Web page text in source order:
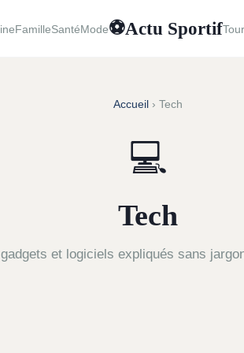
FamilleSantéMode⚽Actu Sportif
Accueil › Tech
💻
Tech
et logiciels expliqués sans